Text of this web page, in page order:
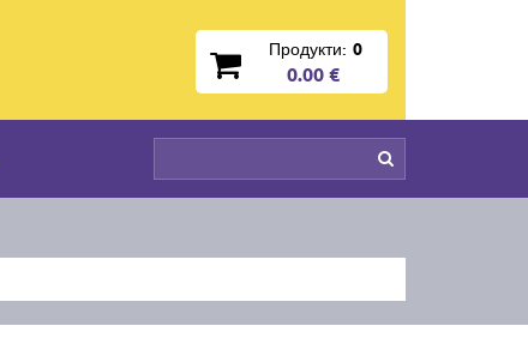
Продукти: 0
0.00 €